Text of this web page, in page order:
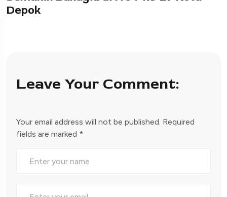
Depok
Leave Your Comment:
Your email address will not be published. Required
fields are marked *